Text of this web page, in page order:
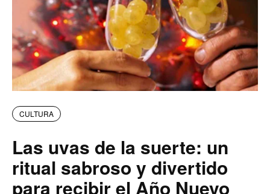
CULTURA
Las uvas de la suerte: un
ritual sabroso y divertido
para recibir el Año Nuevo